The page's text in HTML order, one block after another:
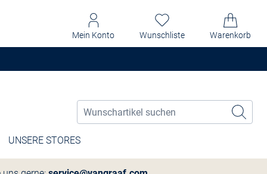
Mein Konto Wunschliste Warenkorb
UNSERE STORES